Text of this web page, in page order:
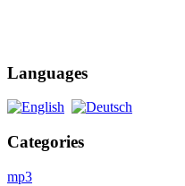
Languages
Categories
mp3